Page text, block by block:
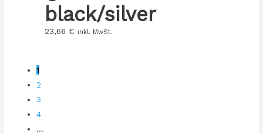
black/silver
23,66 € inkl. MwSt.
1
2
3
4
…